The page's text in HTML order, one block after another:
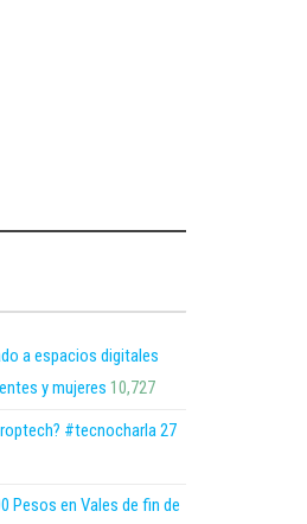
a espacios digitales
y mujeres 10,727
#tecnocharla 27
Pesos en Vales de fin de